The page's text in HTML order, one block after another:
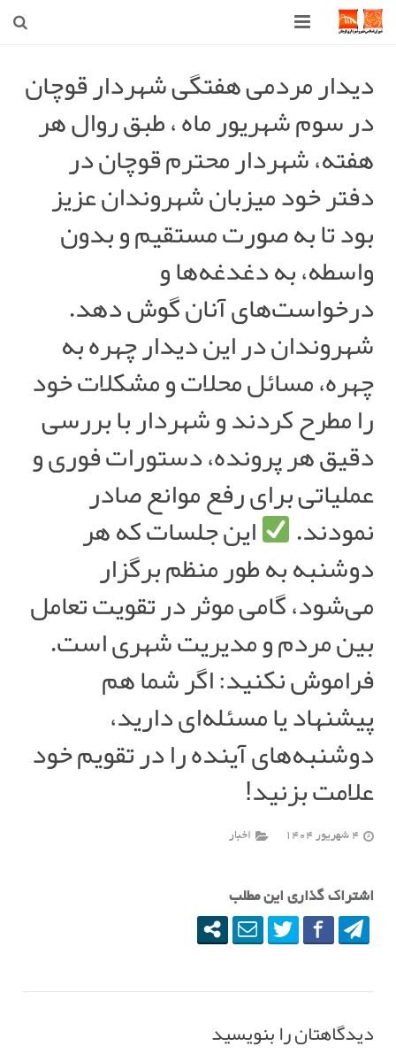
اخبار روز
ارتباط با ما
دیدار مردمی هفتگی شهردار قوچان
در سوم شهریور ماه ، طبق روال هر
هفته، شهردار محترم قوچان در
دفتر خود میزبان شهروندان عزیز
بود تا به صورت مستقیم و بدون
واسطه، به دغدغه‌ها و
درخواست‌های آنان گوش دهد.
شهروندان در این دیدار چهره به
چهره، مسائل محلات و مشکلات خود
را مطرح کردند و شهردار با بررسی
دقیق هر پرونده، دستورات فوری و
عملیاتی برای رفع موانع صادر
نمودند. این جلسات که هر
دوشنبه به طور منظم برگزار
می‌شود، گامی موثر در تقویت تعامل
بین مردم و مدیریت شهری است.
فراموش نکنید: اگر شما هم
پیشنهاد یا مسئله‌ای دارید،
دوشنبه‌های آینده را در تقویم خود
علامت بزنید!
4 شهریور 1404 اخبار
اشتراک گذاری این مطلب
دیدگاهتان را بنویسید